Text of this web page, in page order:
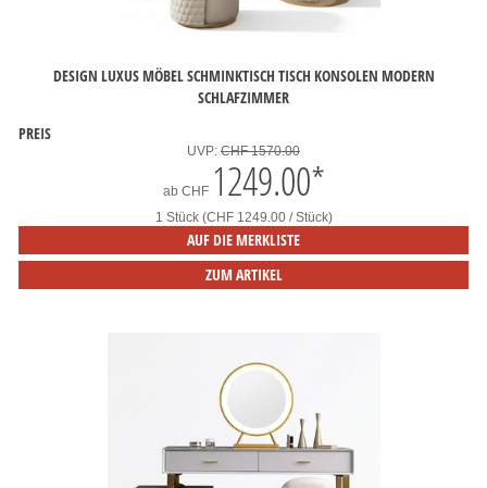
DESIGN LUXUS MÖBEL SCHMINKTISCH TISCH KONSOLEN MODERN
SCHLAFZIMMER
PREIS
UVP: CHF 1570.00
ab CHF 1249.00*
1 Stück (CHF 1249.00 / Stück)
AUF DIE MERKLISTE
ZUM ARTIKEL